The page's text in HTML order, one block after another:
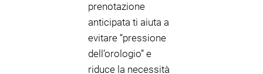
prenotazione
anticipata ti aiuta a
evitare “pressione
dell’orologio” e
riduce la necessità